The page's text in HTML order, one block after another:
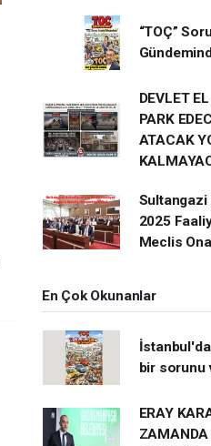
“TOÇ”
DEVLET
PARK
ATACAK
Sultangazi
2025
Meclis
En Çok Okunanlar
bir sorunu
ERAY
ZAMANDA